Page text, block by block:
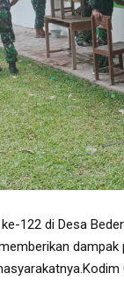
122 di Desa